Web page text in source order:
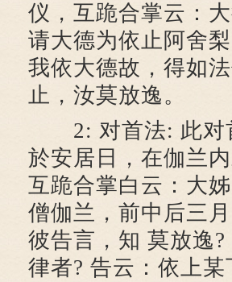
仪，互跪合掌云：
请大德为依止阿舍
我依大德故，得如
止，汝莫放逸。
2: 对首法: 此对
於安居日，在伽兰
互跪合掌白云：大
僧伽兰，前中后三
彼告言，知 莫放逸
律者? 告云：依上